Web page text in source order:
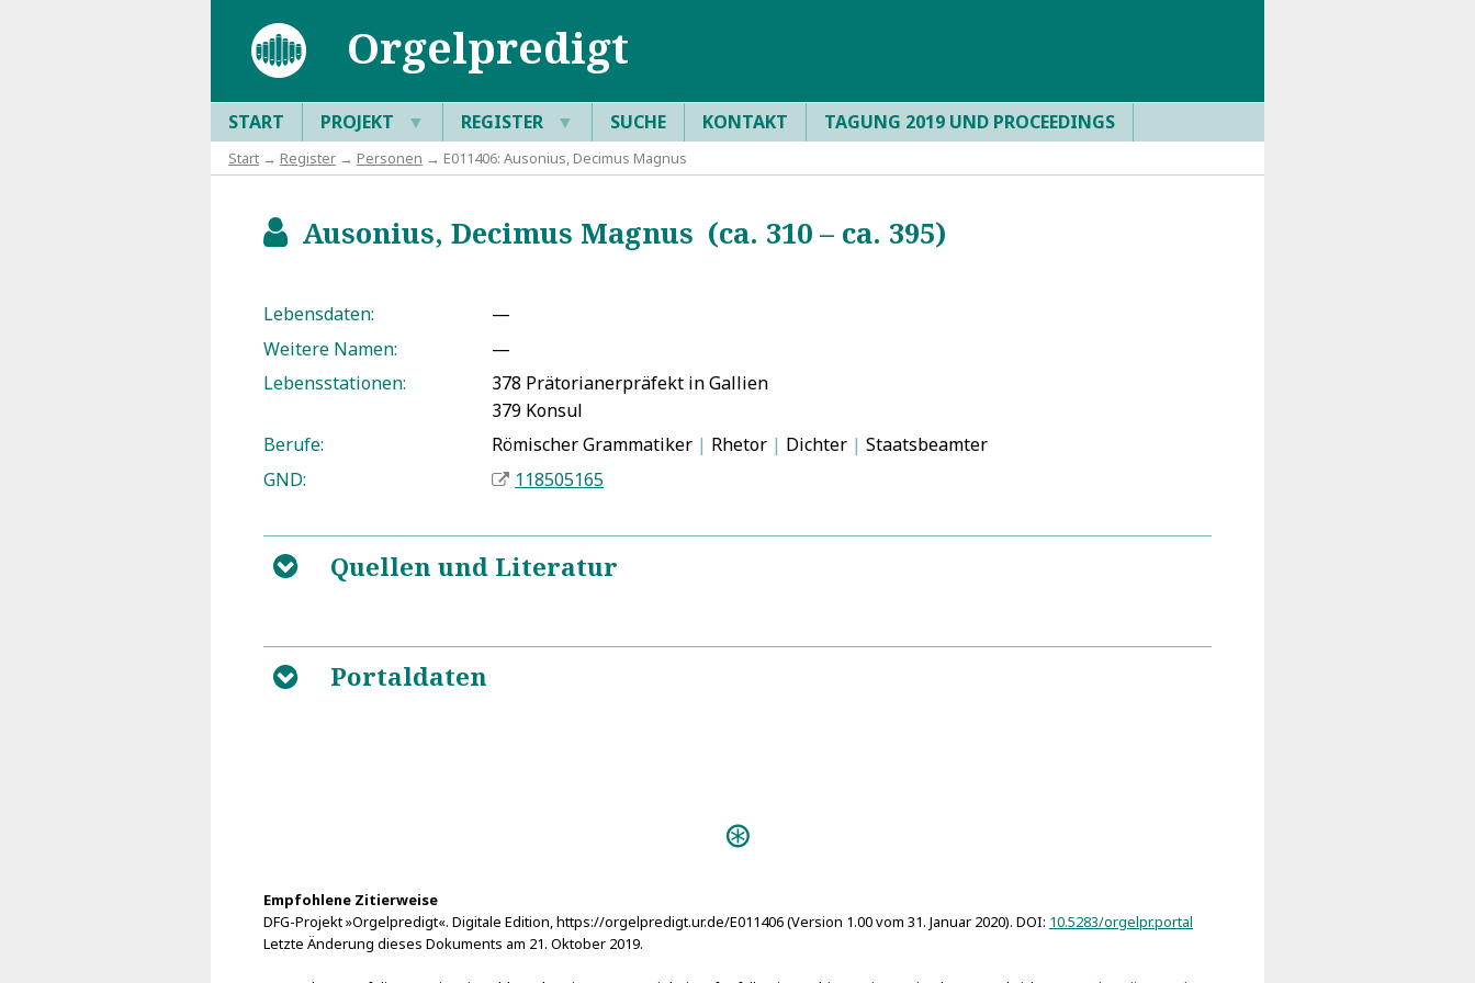
Orgelpredigt
START PROJEKT ▼ REGISTER ▼ SUCHE KONTAKT TAGUNG 2019 UND PROCEEDINGS
Start → Register → Personen → E011406: Ausonius, Decimus Magnus
bAusonius, Decimus Magnus (ca. 310 – ca. 395)
Lebensdaten:
—
Weitere Namen:
—
Lebensstationen:
378 Prätorianerpräfekt in Gallien
379 Konsul
Berufe:
Römischer Grammatiker | Rhetor | Dichter | Staatsbeamter
GND:
118505165
B Quellen und Literatur
B Portaldaten
Empfohlene Zitierweise
DFG-Projekt »Orgelpredigt«. Digitale Edition, https://orgelpredigt.ur.de/E011406 (Version 1.00 vom 31. Januar 2020). DOI: 10.5283/orgelpr.portal
Letzte Änderung dieses Dokuments am 21. Oktober 2019.